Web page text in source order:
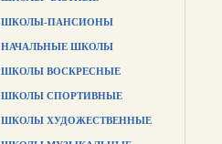
ШКОЛЫ-ПАНСИОНЫ
НАЧАЛЬНЫЕ ШКОЛЫ
ШКОЛЫ ВОСКРЕСНЫЕ
ШКОЛЫ СПОРТИВНЫЕ
ШКОЛЫ ХУДОЖЕСТВЕННЫЕ